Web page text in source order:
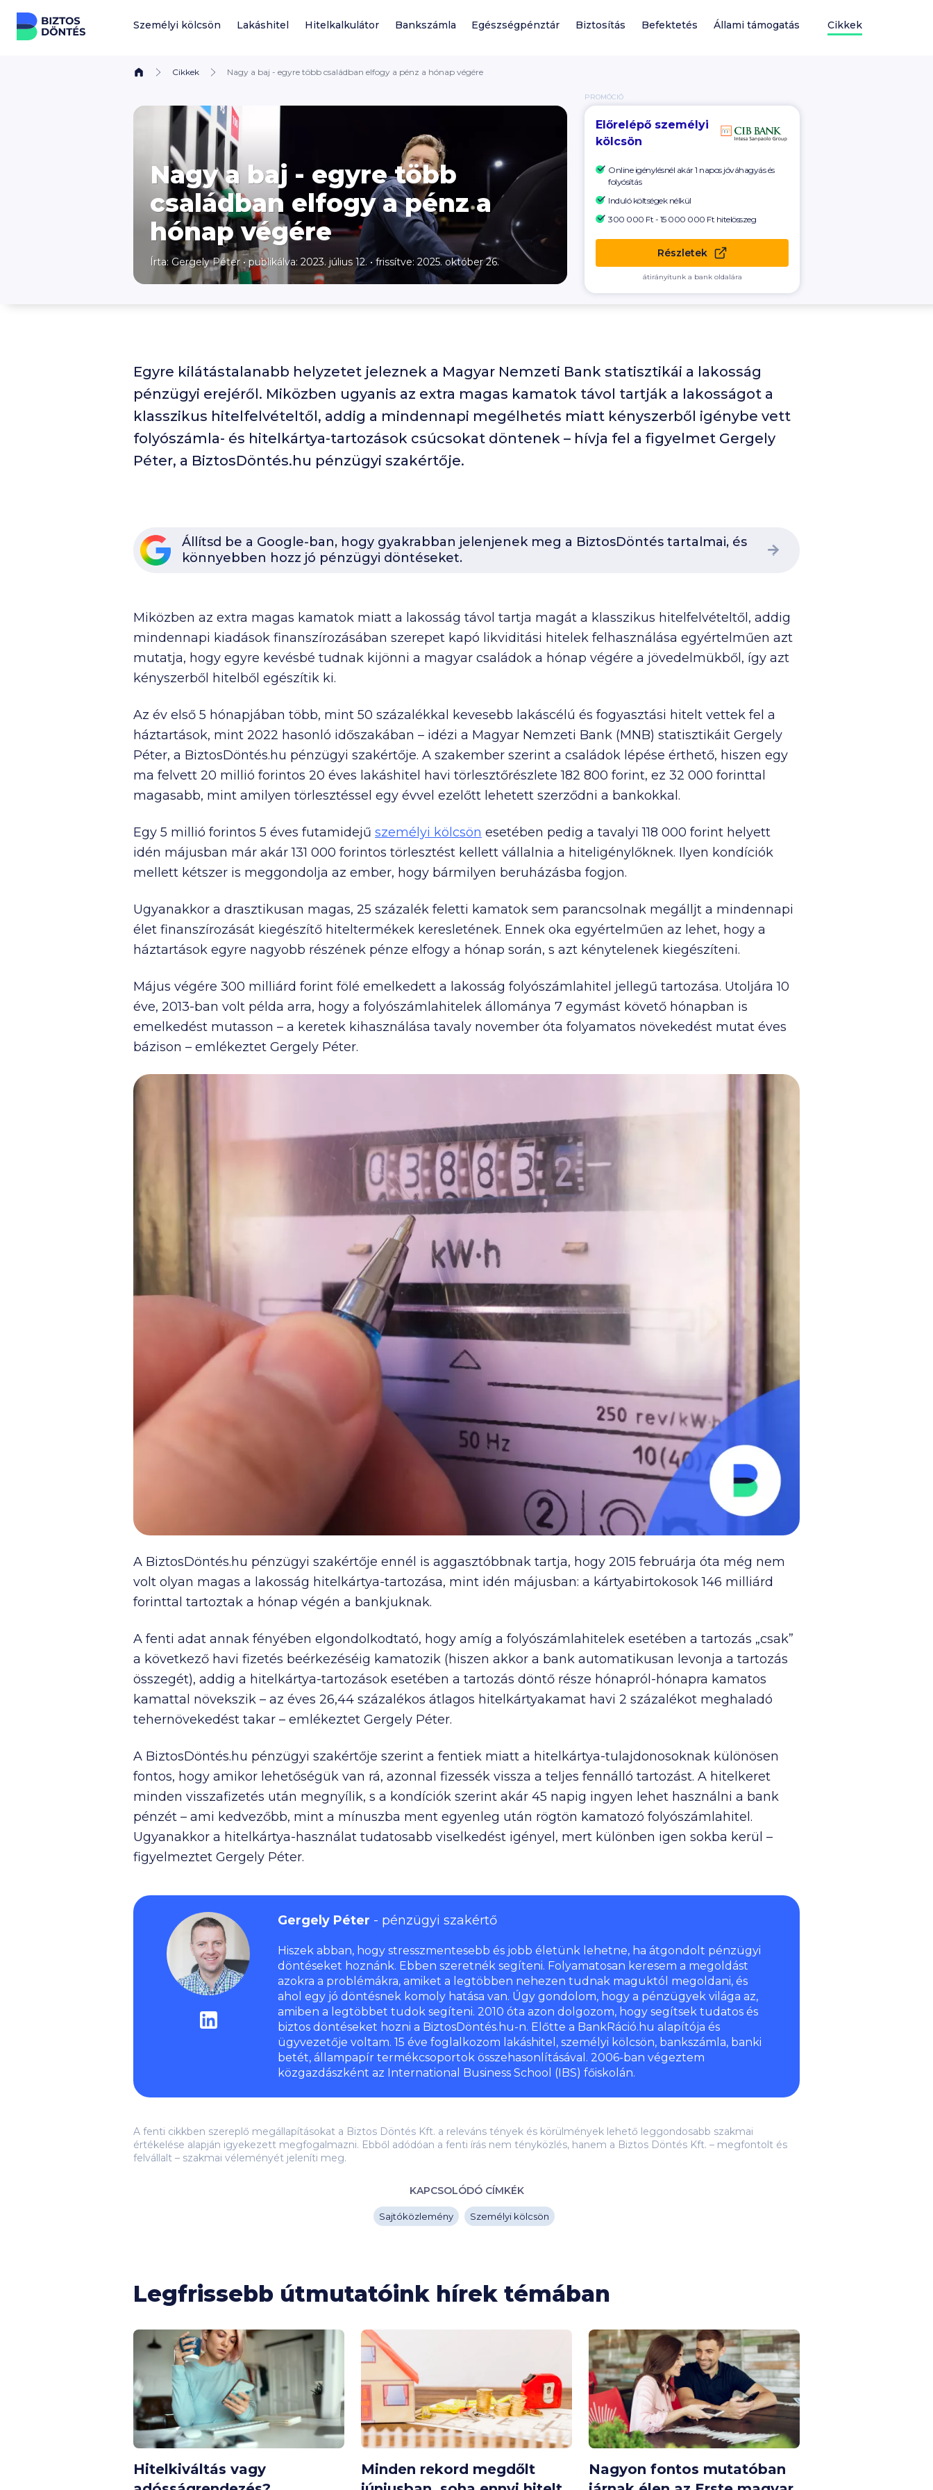
Ugrás a tartalomhoz
Személyi kölcsön Lakáshitel Hitelkalkulátor Bankszámla Egészségpénztár Biztosítás Befektetés Állami támogatás Cikkek
Cikkek Nagy a baj - egyre több családban elfogy a pénz a hónap végére
Nagy a baj - egyre több
családban elfogy a pénz a
hónap végére
Írta: Gergely Péter •publikálva: 2023. július 12.• frissítve: 2025. október 26.
PROMÓCIÓ
Előrelépő személyi
kölcsön
Online igénylésnél akár 1 napos jóváhagyás és
folyósítás
Induló költségek nélkül
300 000 Ft - 15 000 000 Ft hitelösszeg
Részletek
átirányítunk a bank oldalára
Egyre kilátástalanabb helyzetet jeleznek a Magyar Nemzeti Bank statisztikái a lakosság
pénzügyi erejéről. Miközben ugyanis az extra magas kamatok távol tartják a lakosságot a
klasszikus hitelfelvételtől, addig a mindennapi megélhetés miatt kényszerből igénybe vett
folyószámla- és hitelkártya-tartozások csúcsokat döntenek – hívja fel a figyelmet Gergely
Péter, a BiztosDöntés.hu pénzügyi szakértője.
Állítsd be a Google-ban, hogy gyakrabban jelenjenek meg a BiztosDöntés tartalmai, és
könnyebben hozz jó pénzügyi döntéseket.
Miközben az extra magas kamatok miatt a lakosság távol tartja magát a klasszikus hitelfelvételtől, addig
mindennapi kiadások finanszírozásában szerepet kapó likviditási hitelek felhasználása egyértelműen azt
mutatja, hogy egyre kevésbé tudnak kijönni a magyar családok a hónap végére a jövedelmükből, így azt
kényszerből hitelből egészítik ki.
Az év első 5 hónapjában több, mint 50 százalékkal kevesebb lakáscélú és fogyasztási hitelt vettek fel a
háztartások, mint 2022 hasonló időszakában – idézi a Magyar Nemzeti Bank (MNB) statisztikáit Gergely
Péter, a BiztosDöntés.hu pénzügyi szakértője. A szakember szerint a családok lépése érthető, hiszen egy
ma felvett 20 millió forintos 20 éves lakáshitel havi törlesztőrészlete182 800 forint, ez 32 000 forinttal
magasabb, mint amilyen törlesztéssel egy évvel ezelőtt lehetett szerződni a bankokkal.
Egy 5 millió forintos 5 éves futamidejű személyi kölcsön esetében pedig a tavalyi 118 000 forint helyett
idén májusban már akár131 000 forintos törlesztést kellett vállalnia a hiteligénylőknek. Ilyen kondíciók
mellett kétszer is meggondolja az ember, hogy bármilyen beruházásba fogjon.
Ugyanakkor a drasztikusan magas, 25 százalék feletti kamatok sem parancsolnak megálljt a mindennapi
élet finanszírozását kiegészítő hiteltermékek keresletének. Ennek oka egyértelműen az lehet, hogy a
háztartások egyre nagyobb részének pénze elfogy a hónap során, s azt kénytelenek kiegészíteni.
Május végére 300 milliárd forint fölé emelkedett a lakosság folyószámlahitel jellegű tartozása. Utoljára 10
éve, 2013-ban volt példa arra, hogy a folyószámlahitelek állománya 7 egymást követő hónapban is
emelkedést mutasson – a keretek kihasználása tavaly november óta folyamatos növekedést mutat éves
bázison – emlékeztet Gergely Péter.
A BiztosDöntés.hu pénzügyi szakértője ennél is aggasztóbbnak tartja, hogy 2015 februárja óta még nem
volt olyan magas a lakosság hitelkártya-tartozása, mint idén májusban: a kártyabirtokosok 146 milliárd
forinttal tartoztak a hónap végén a bankjuknak.
A fenti adat annak fényében elgondolkodtató, hogy amíg a folyószámlahitelek esetében a tartozás „csak”
a következő havi fizetés beérkezéséig kamatozik (hiszen akkor a bank automatikusan levonja a tartozás
összegét), addig a hitelkártya-tartozások esetében a tartozás döntő része hónapról-hónapra kamatos
kamattal növekszik – az éves 26,44 százalékos átlagos hitelkártyakamat havi 2 százalékot meghaladó
tehernövekedést takar – emlékeztet Gergely Péter.
A BiztosDöntés.hu pénzügyi szakértője szerint a fentiek miatt a hitelkártya-tulajdonosoknak különösen
fontos, hogy amikor lehetőségük van rá, azonnal fizessék vissza a teljes fennálló tartozást. A hitelkeret
minden visszafizetés után megnyílik, s a kondíciók szerint akár 45 napig ingyen lehet használni a bank
pénzét – ami kedvezőbb, mint a mínuszba ment egyenleg után rögtön kamatozó folyószámlahitel.
Ugyanakkor a hitelkártya-használat tudatosabb viselkedést igényel, mert különben igen sokba kerül –
figyelmeztet Gergely Péter.
Gergely Péter pénzügyi szakértő
Hiszek abban, hogy stresszmentesebb és jobb életünk lehetne, ha átgondolt pénzügyi
döntéseket hoznánk. Ebben szeretnék segíteni. Folyamatosan keresem a megoldást
azokra a problémákra, amiket a legtöbben nehezen tudnak maguktól megoldani, és
ahol egy jó döntésnek komoly hatása van. Úgy gondolom, hogy a pénzügyek világa az,
amiben a legtöbbet tudok segíteni. 2010 óta azon dolgozom, hogy segítsek tudatos és
biztos döntéseket hozni a BiztosDöntés.hu-n. Előtte a BankRáció.hu alapítója és
ügyvezetője voltam. 15 éve foglalkozom lakáshitel, személyi kölcsön, bankszámla, banki
betét, állampapír termékcsoportok összehasonlításával. 2006-ban végeztem
közgazdászként az International Business School (IBS) főiskolán.
A fenti cikkben szereplő megállapításokat a Biztos Döntés Kft. a releváns tények és körülmények lehető leggondosabb szakmai
értékelése alapján igyekezett megfogalmazni. Ebből adódóan a fenti írás nem tényközlés, hanem a Biztos Döntés Kft. – megfontolt és
felvállalt – szakmai véleményét jeleníti meg.
KAPCSOLÓDÓ CÍMKÉK
Sajtóközlemény Személyi kölcsön
Legfrissebb útmutatóink hírek témában
Hitelkiváltás vagy
Minden rekord megdőlt
Nagyon fontos mutatóban